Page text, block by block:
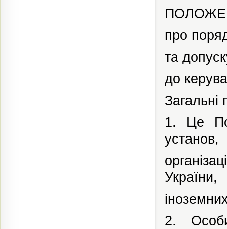
про
та
до
1. Це
установ,
України,
2.